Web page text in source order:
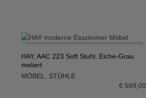
IN DEN WARENKORB
HAY, AAC 223 Soft Stuhl, Eiche-Grau
meliert
MÖBEL, STÜHLE
€ 589,00